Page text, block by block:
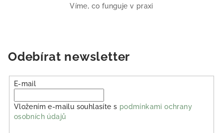
Víme, co funguje v praxi
Odebírat newsletter
E-mail
Vložením e-mailu souhlasíte s podmínkami ochrany
osobních údajů